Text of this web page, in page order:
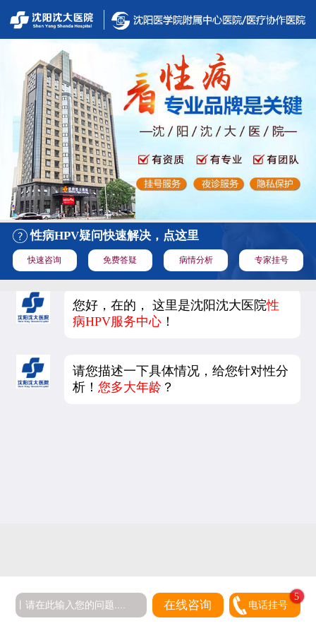
性病HPV疑问快速解决，点这里
快速咨询 免费答疑 病情分析 专家挂号
您好，在的， 这里是沈阳沈大医院性
病HPV服务中心 ！
请您描述一下具体情况，给您针对性分
析！您多大年龄 ？
在线咨询 电话挂号
5